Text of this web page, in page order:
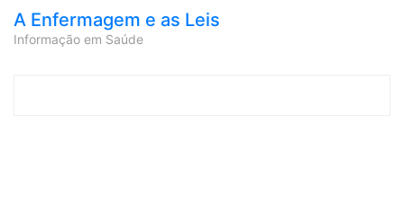
A Enfermagem e as Leis
Informação em Saúde